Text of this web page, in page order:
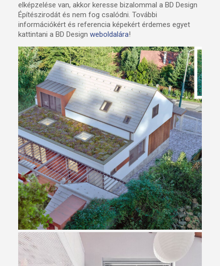
elképzelése van, akkor keresse bizalommal a BD Design
Építészirodát és nem fog csalódni. További
információkért és referencia képekért érdemes egyet
kattintani a BD Designweboldalára!